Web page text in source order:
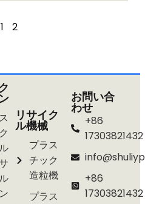
1 2
リサイク
ル機械
プラス
チック
造粒機
プラス
お問い合
わせ
+86
17303821432
+86
17303821432